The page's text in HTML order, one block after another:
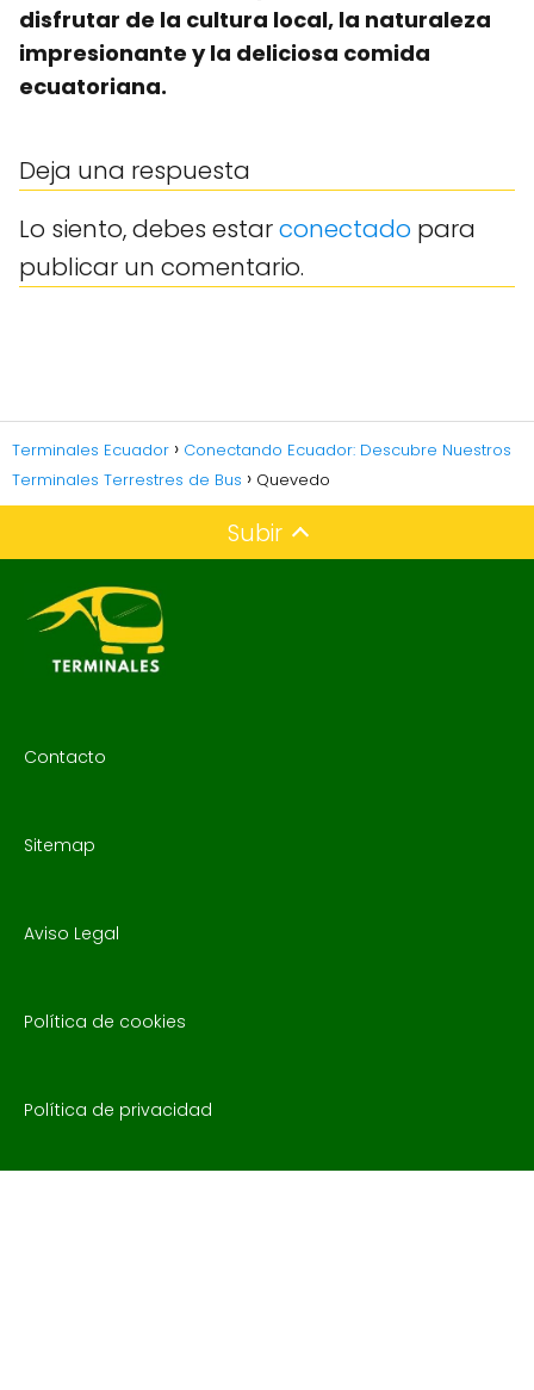
disfrutar de la cultura local, la naturaleza
impresionante y la deliciosa comida
ecuatoriana.
Deja una respuesta
Lo siento, debes estarconectado para
publicar un comentario.
Terminales Ecuador
Conectando Ecuador: Descubre Nuestros
Terminales Terrestres de Bus
Quevedo
Subir
Contacto
Sitemap
Aviso Legal
Política de cookies
Política de privacidad